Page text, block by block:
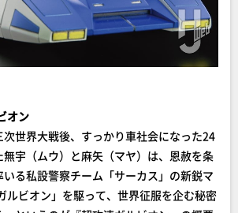
オン
次世界大戦後、すっかり車社会になった24
宇（ムウ）と麻矢（マヤ）は、恩赦を条
る私設警察チーム「サーカス」の新鋭マ
ルビオン」を駆って、世界征服を企む秘密